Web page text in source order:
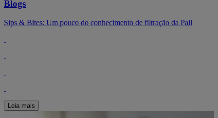
Blogs
Sips & Bites: Um pouco do conhecimento de filtração da Pall
Leia mais